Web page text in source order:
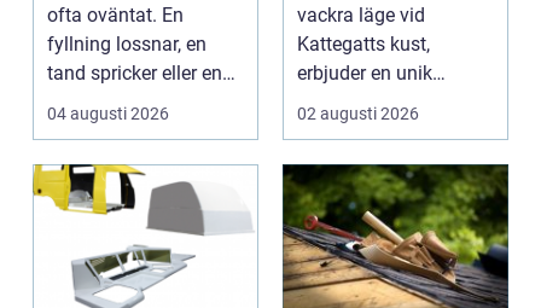
ofta oväntat. En
fyllning lossnar, en
tand spricker eller en
visdomstand svulln...
04 augusti 2026
vackra läge vid
Kattegatts kust,
erbjuder en unik
livsupplevelse för ...
02 augusti 2026